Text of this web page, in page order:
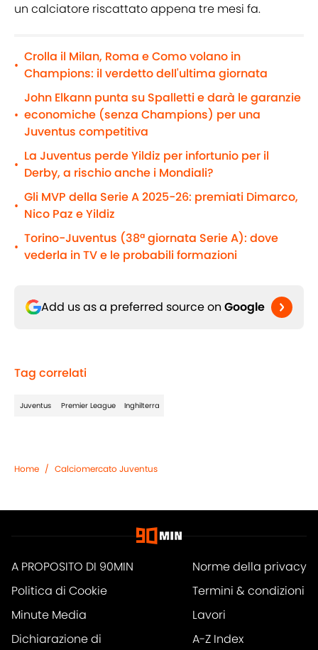
un calciatore riscattato appena tre mesi fa.
•
Crolla il Milan, Roma e Como volano in
Champions: il verdetto dell'ultima giornata
•
John Elkann punta su Spalletti e darà le garanzie
economiche (senza Champions) per una
Juventus competitiva
•
La Juventus perde Yildiz per infortunio per il
Derby, a rischio anche i Mondiali?
•
Gli MVP della Serie A 2025-26: premiati Dimarco,
Nico Paz e Yildiz
•
Torino-Juventus (38ª giornata Serie A): dove
vederla in TV e le probabili formazioni
Add us as a preferred source on Google
Tag correlati
Juventus Premier League Inghilterra
Home / Calciomercato Juventus
A PROPOSITO DI 90MIN
Norme della privacy
Politica di Cookie
Termini & condizioni
Minute Media
Lavori
Dichiarazione di
A-Z Index